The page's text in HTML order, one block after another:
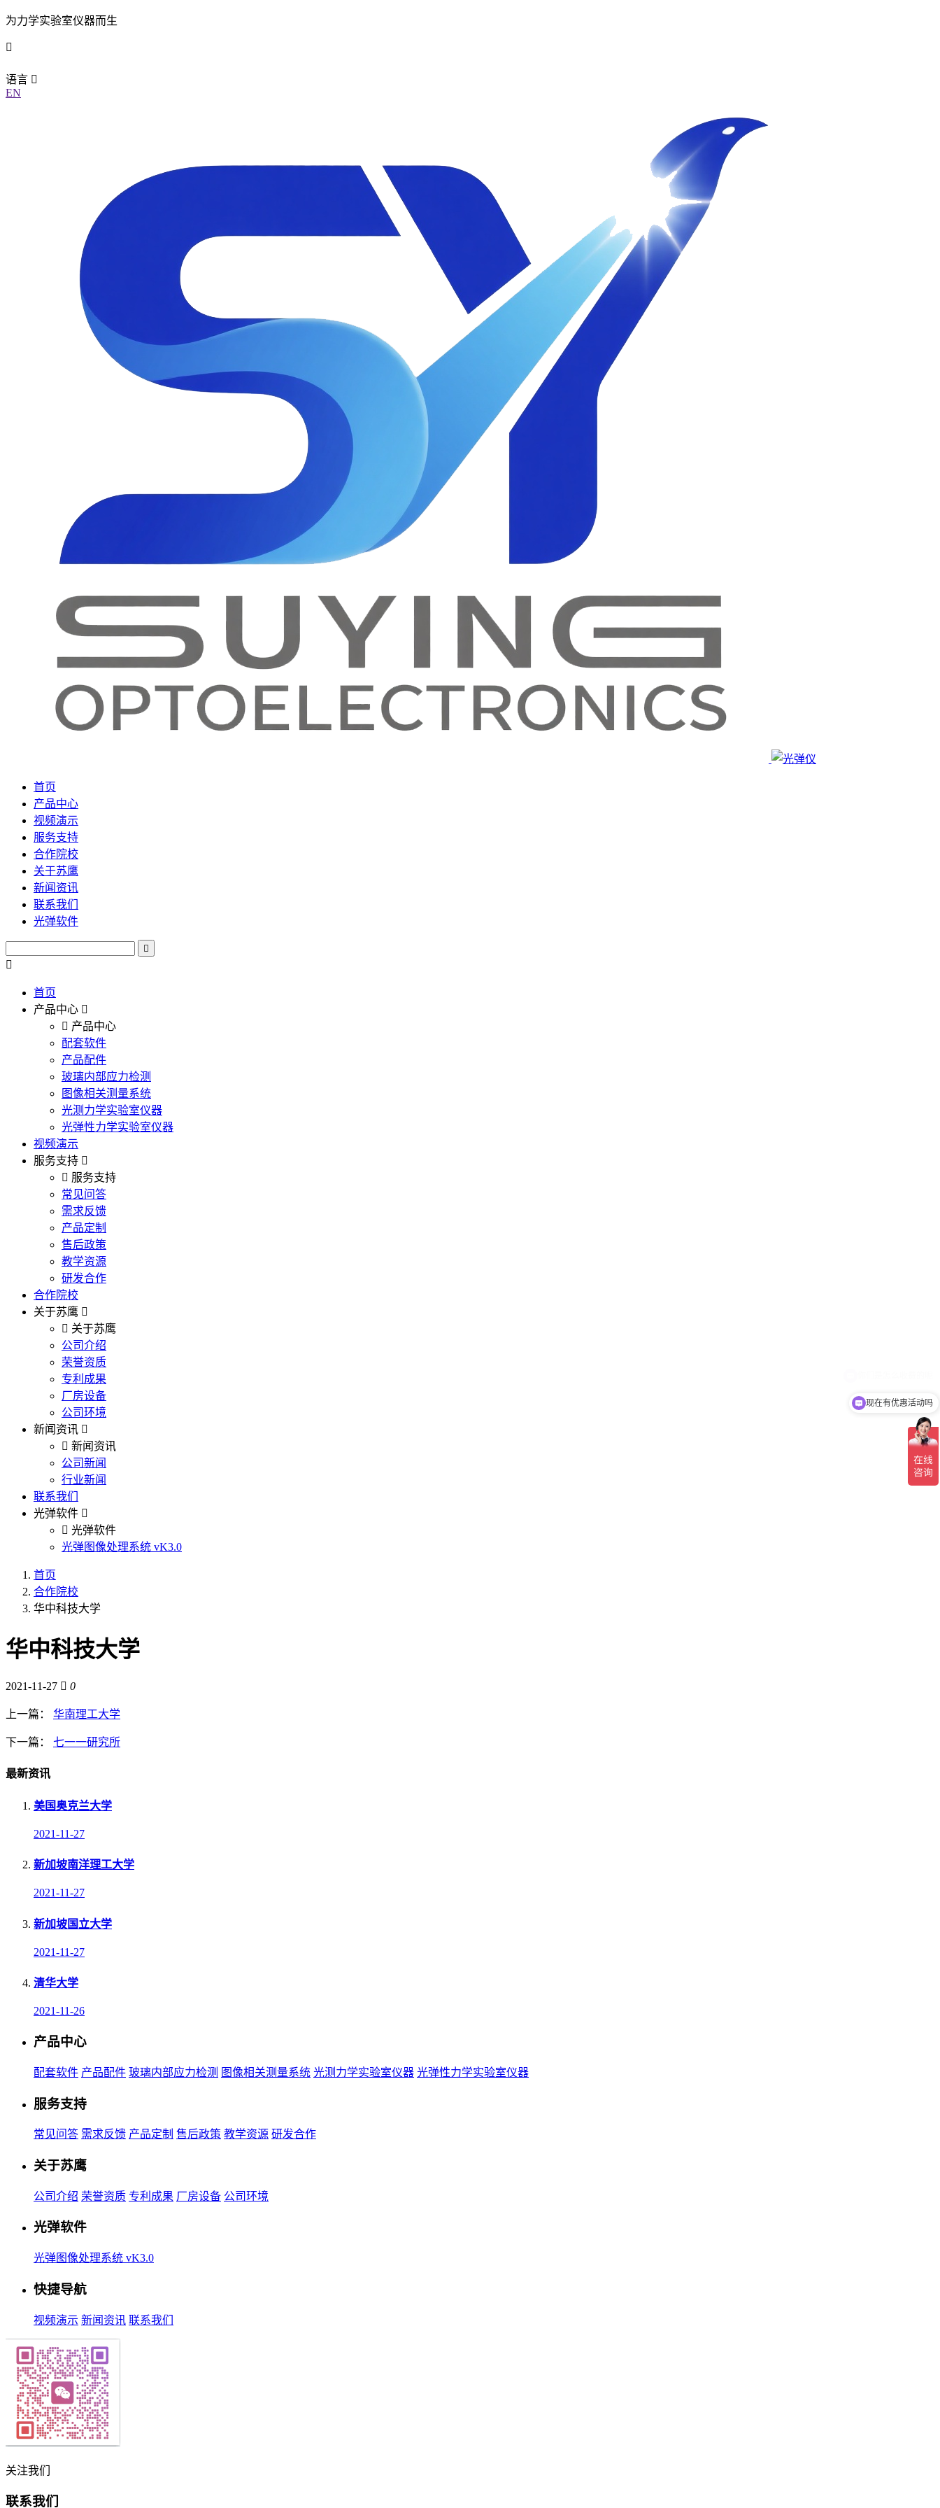
为力学实验室仪器而生
语言
EN
首页
产品中心
视频演示
服务支持
合作院校
关于苏鹰
新闻资讯
联系我们
光弹软件
首页
产品中心
产品中心
配套软件
产品配件
玻璃内部应力检测
图像相关测量系统
光测力学实验室仪器
光弹性力学实验室仪器
视频演示
服务支持
服务支持
常见问答
需求反馈
产品定制
售后政策
教学资源
研发合作
合作院校
关于苏鹰
关于苏鹰
公司介绍
荣誉资质
专利成果
厂房设备
公司环境
新闻资讯
新闻资讯
公司新闻
行业新闻
联系我们
光弹软件
光弹软件
光弹图像处理系统 vK3.0
首页
合作院校
华中科技大学
华中科技大学
2021-11-27 0
上一篇： 华南理工大学
下一篇： 七一一研究所
最新资讯
美国奥克兰大学
2021-11-27
新加坡南洋理工大学
2021-11-27
新加坡国立大学
2021-11-27
清华大学
2021-11-26
产品中心
配套软件 产品配件 玻璃内部应力检测 图像相关测量系统 光测力学实验室仪器 光弹性力学实验室仪器
服务支持
常见问答 需求反馈 产品定制 售后政策 教学资源 研发合作
关于苏鹰
公司介绍 荣誉资质 专利成果 厂房设备 公司环境
光弹软件
光弹图像处理系统 vK3.0
快捷导航
视频演示 新闻资讯 联系我们
关注我们
联系我们
现在有优惠活动吗